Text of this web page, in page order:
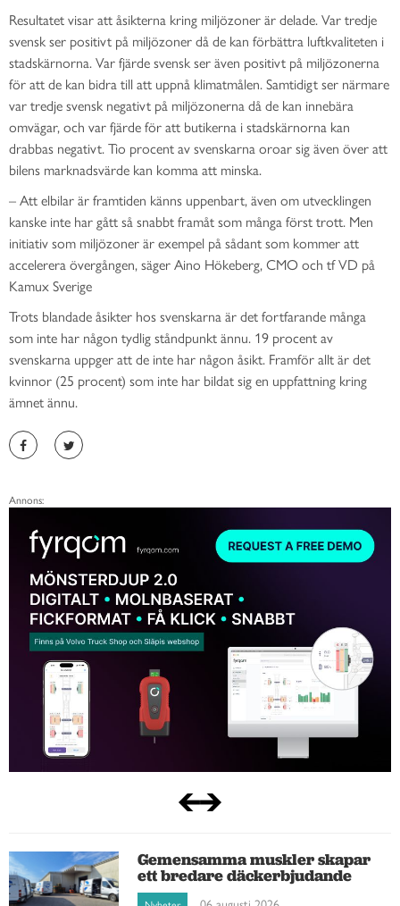
Resultatet visar att åsikterna kring miljözoner är delade. Var tredje
svensk ser positivt på miljözoner då de kan förbättra luftkvaliteten i
stadskärnorna. Var fjärde svensk ser även positivt på miljözonerna
för att de kan bidra till att uppnå klimatmålen. Samtidigt ser närmare
var tredje svensk negativt på miljözonerna då de kan innebära
omvägar, och var fjärde för att butikerna i stadskärnorna kan
drabbas negativt. Tio procent av svenskarna oroar sig även över att
bilens marknadsvärde kan komma att minska.
– Att elbilar är framtiden känns uppenbart, även om utvecklingen
kanske inte har gått så snabbt framåt som många först trott. Men
initiativ som miljözoner är exempel på sådant som kommer att
accelerera övergången, säger Aino Hökeberg, CMO och tf VD på
Kamux Sverige
Trots blandade åsikter hos svenskarna är det fortfarande många
som inte har någon tydlig ståndpunkt ännu. 19 procent av
svenskarna uppger att de inte har någon åsikt. Framför allt är det
kvinnor (25 procent) som inte har bildat sig en uppfattning kring
ämnet ännu.
Annons:
Gemensamma muskler skapar
ett bredare däckerbjudande